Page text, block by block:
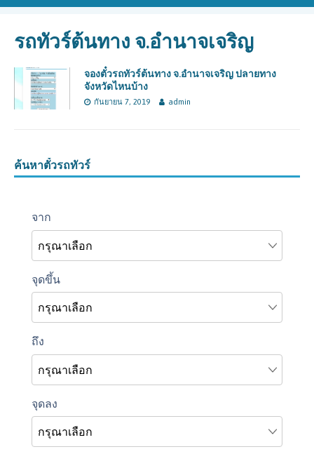
รถทัวร์ต้นทาง จ.อำนาจเจริญ
จองตั๋วรถทัวร์ต้นทาง จ.อำนาจเจริญ ปลายทาง
จังหวัดไหนบ้าง
กันยายน 7, 2019 admin
ค้นหาตั๋วรถทัวร์